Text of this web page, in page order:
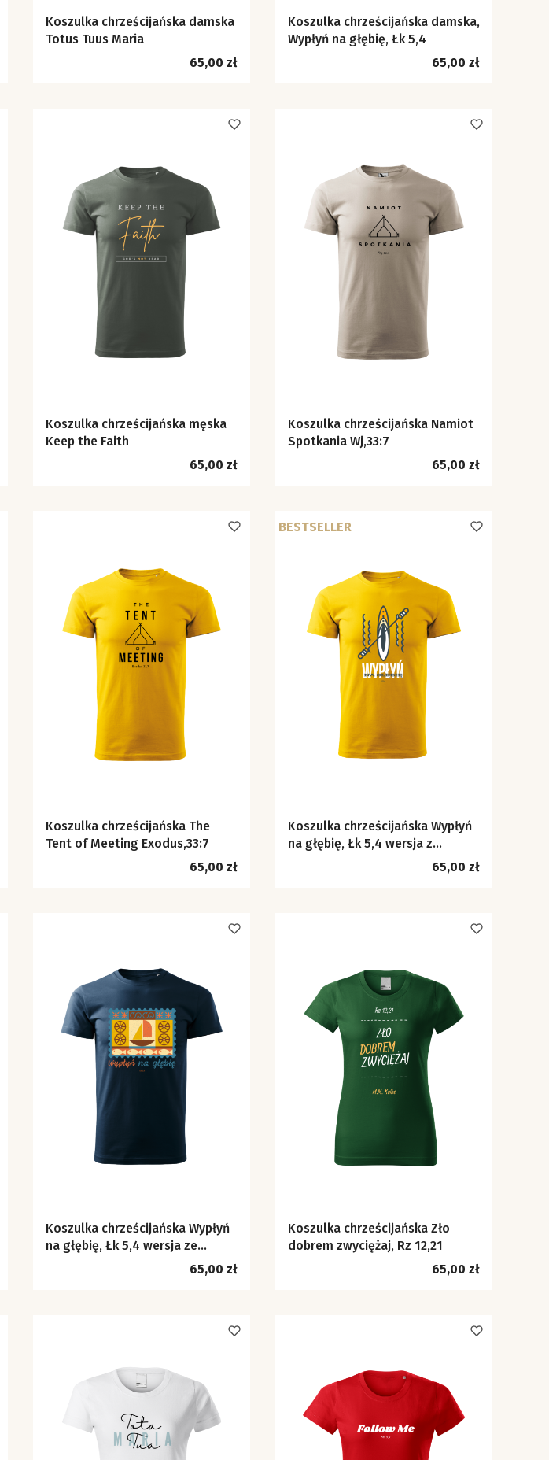
Koszulka chrześcijańska damska
Totus Tuus Maria
Cena
65,00 zł
Koszulka chrześcijańska damska,
Wypłyń na głębię, Łk 5,4
Cena
65,00 zł
Koszulka chrześcijańska męska
Keep the Faith
Cena
65,00 zł
Koszulka chrześcijańska Namiot
Spotkania Wj,33:7
Cena
65,00 zł
Koszulka chrześcijańska The
Tent of Meeting Exodus,33:7
Cena
65,00 zł
BESTSELLER
Koszulka chrześcijańska Wypłyń
na głębię, Łk 5,4 wersja z
Cena
65,00 zł
Koszulka chrześcijańska Wypłyń
na głębię, Łk 5,4 wersja ze
Cena
65,00 zł
Koszulka chrześcijańska Zło
dobrem zwyciężaj, Rz 12,21
Cena
65,00 zł